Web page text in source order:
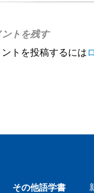
ントを残す
ントを投稿するには
その他語学書